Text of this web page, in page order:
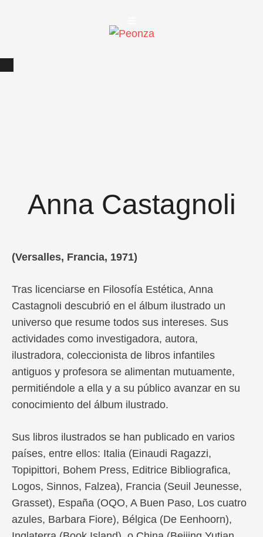
Anna Castagnoli
(Versalles, Francia, 1971)
Tras licenciarse en Filosofía Estética, Anna
Castagnoli descubrió en el álbum ilustrado un
universo que resume todos sus intereses. Sus
actividades como investigadora, autora,
ilustradora, coleccionista de libros infantiles
antiguos y profesora se alimentan mutuamente,
permitiéndole a ella y a su público avanzar en su
conocimiento del álbum ilustrado.
Sus libros ilustrados se han publicado en varios
países, entre ellos: Italia (Einaudi Ragazzi,
Topipittori, Bohem Press, Editrice Bibliografica,
Logos, Sinnos, Falzea), Francia (Seuil Jeunesse,
Grasset), España (OQO, A Buen Paso, Los cuatro
azules, Barbara Fiore), Bélgica (De Eenhoorn),